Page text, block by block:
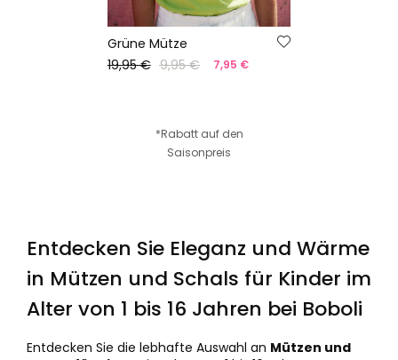
Grüne Mütze
19,95 € 9,95 € 7,95 €
*Rabatt auf den
Saisonpreis
Entdecken Sie Eleganz und Wärme
in Mützen und Schals für Kinder im
Alter von 1 bis 16 Jahren bei Boboli
Entdecken Sie die lebhafte Auswahl an Mützen und